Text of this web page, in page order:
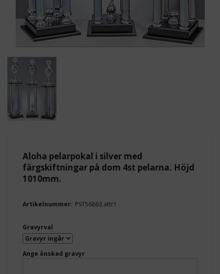
Aloha pelarpokal i silver med
färgskiftningar på dom 4st pelarna. Höjd
1010mm.
Artikelnummer: PST56863.attr1
Gravyrval
Ange önskad gravyr